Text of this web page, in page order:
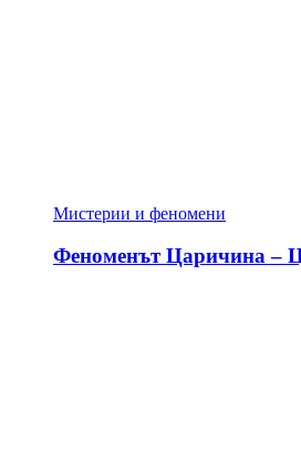
Мистерии и феномени
Феноменът Царичина –